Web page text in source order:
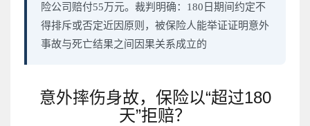
险公司赔付55万元。裁判明确：180日期间约定不
得排斥或否定近因原则，被保险人能举证证明意外
事故与死亡结果之间因果关系成立的
意外摔伤身故，保险以“超过180
天”拒赔？